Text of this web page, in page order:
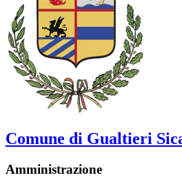
Comune di Gualtieri
Amministrazione